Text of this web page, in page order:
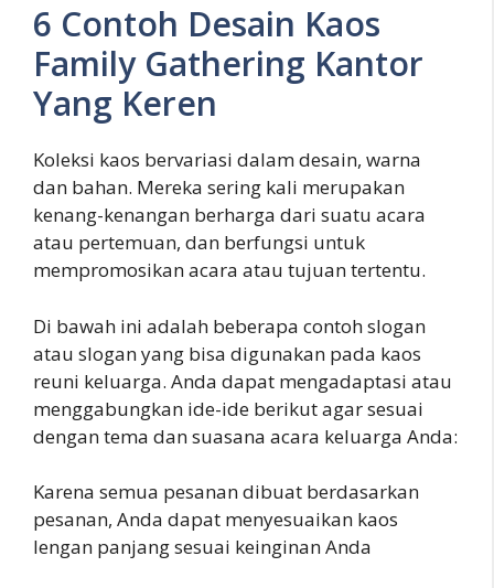
6 Contoh Desain Kaos
Family Gathering Kantor
Yang Keren
Koleksi kaos bervariasi dalam desain, warna
dan bahan. Mereka sering kali merupakan
kenang-kenangan berharga dari suatu acara
atau pertemuan, dan berfungsi untuk
mempromosikan acara atau tujuan tertentu.
Di bawah ini adalah beberapa contoh slogan
atau slogan yang bisa digunakan pada kaos
reuni keluarga. Anda dapat mengadaptasi atau
menggabungkan ide-ide berikut agar sesuai
dengan tema dan suasana acara keluarga Anda:
Karena semua pesanan dibuat berdasarkan
pesanan, Anda dapat menyesuaikan kaos
lengan panjang sesuai keinginan Anda